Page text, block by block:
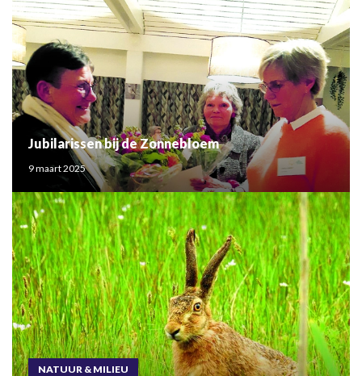
Jubilarissen bij de Zonnebloem
9 maart 2025
NATUUR & MILIEU